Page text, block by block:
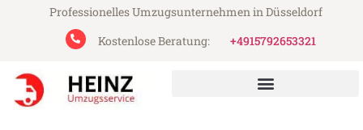
Professionelles Umzugsunternehmen in Düsseldorf
Kostenlose Beratung:
+4915792653321